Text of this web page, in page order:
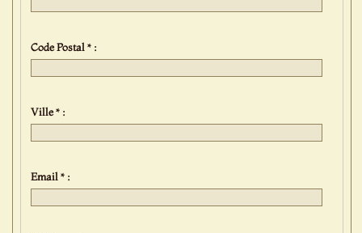
Code Postal * :
Ville * :
Email * :